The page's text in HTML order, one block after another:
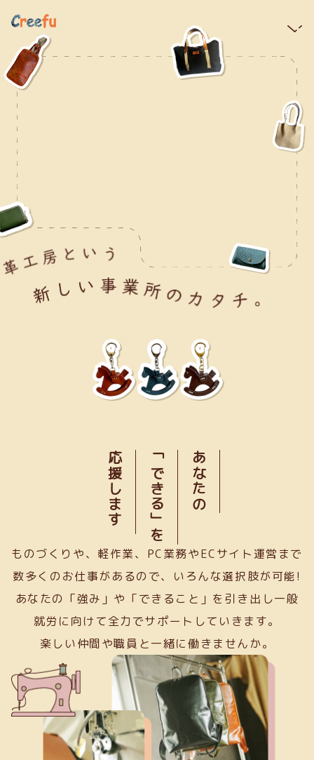
あなたの
「できる」を
応援します
ものづくりや、軽作業、PC業務やECサイト運営まで
数多くのお仕事があるので、いろんな選択肢が可能!
あなたの「強み」や「できること」を引き出し一般
就労に向けて全力でサポートしていきます。
楽しい仲間や職員と一緒に働きませんか。